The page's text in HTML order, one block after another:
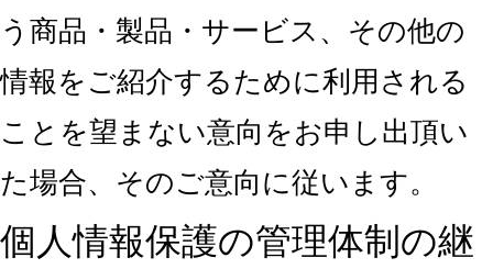
う商品・製品・サービス、その他の
情報をご紹介するために利用される
ことを望まない意向をお申し出頂い
た場合、そのご意向に従います。
個人情報保護の管理体制の継